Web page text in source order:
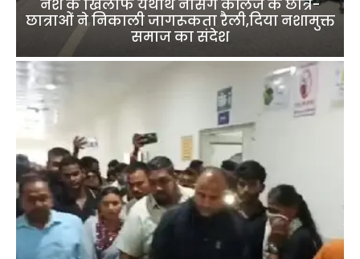
नशे के खिलाफ यथार्थ नर्सिंग कॉलेज के छात्र-
छात्राओं ने निकाली जागरूकता रैली,दिया नशामुक्त
समाज का संदेश